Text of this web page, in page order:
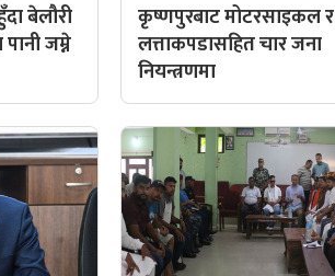
बेलौरी
जम्ने
कृष्णपुरबाट मोटरसाइकल र
लत्ताकपडासहित चार जना
नियन्त्रणमा